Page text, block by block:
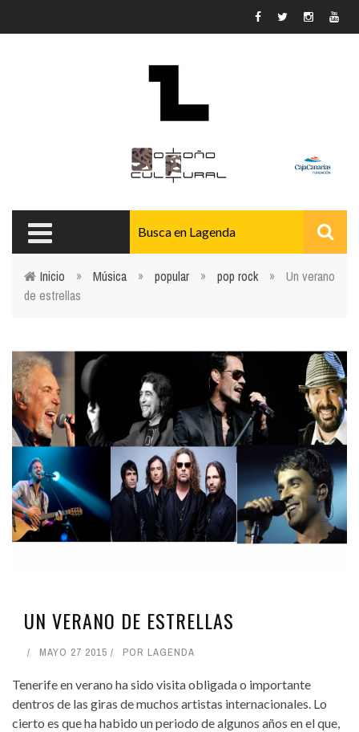
Usted está aquí
Inicio » Música » popular » pop rock »
Un verano
de estrellas
UN VERANO DE ESTRELLAS
MAYO 27 2015 POR LAGENDA
Tenerife en verano ha sido visita obligada o importante
dentros de las giras de muchos artistas internacionales. Lo
cierto es que ha habido un periodo de algunos años en el que,